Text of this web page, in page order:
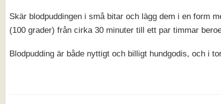
Skär blodpuddingen i små bitar och lägg dem i en form
(100 grader) från cirka 30 minuter till ett par timmar
Blodpudding är både nyttigt och billigt hundgodis, och i